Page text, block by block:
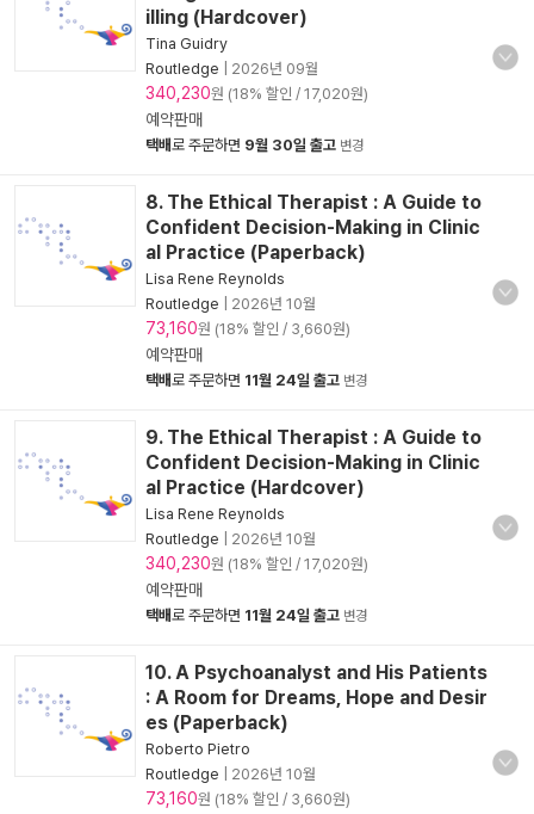
illing (Hardcover)
Tina Guidry
Routledge
2026년 09월
340,230원 (18% 할인 / 17,020원)
예약판매
택배로 주문하면 9월 30일 출고 변경
8. The Ethical Therapist : A Guide to
Confident Decision-Making in Clinic
al Practice (Paperback)
Lisa Rene Reynolds
Routledge
2026년 10월
73,160원 (18% 할인 / 3,660원)
예약판매
택배로 주문하면 11월 24일 출고 변경
9. The Ethical Therapist : A Guide to
Confident Decision-Making in Clinic
al Practice (Hardcover)
Lisa Rene Reynolds
Routledge
2026년 10월
340,230원 (18% 할인 / 17,020원)
예약판매
택배로 주문하면 11월 24일 출고 변경
10. A Psychoanalyst and His Patients
: A Room for Dreams, Hope and Desir
es (Paperback)
Roberto Pietro
Routledge
2026년 10월
73,160원 (18% 할인 / 3,660원)